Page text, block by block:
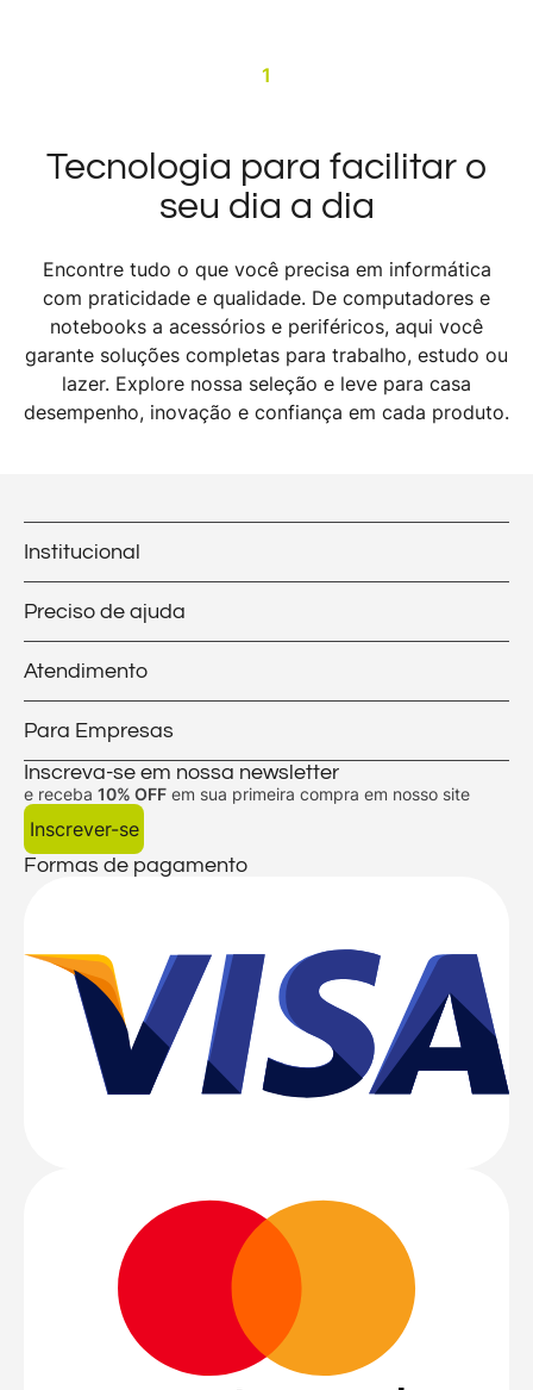
1
Tecnologia para facilitar o
seu dia a dia
Encontre tudo o que você precisa em informática
com praticidade e qualidade. De computadores e
notebooks a acessórios e periféricos, aqui você
garante soluções completas para trabalho, estudo ou
lazer. Explore nossa seleção e leve para casa
desempenho, inovação e confiança em cada produto.
Institucional
Preciso de ajuda
Atendimento
Para Empresas
Inscreva-se em nossa newsletter
e receba 10% OFF em sua primeira compra em nosso site
Inscrever-se
Formas de pagamento